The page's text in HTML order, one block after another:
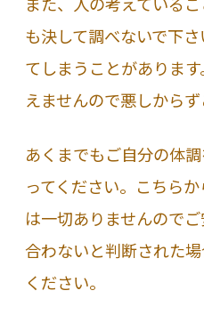
も決して調べないで下
てしまうことがありま
えませんので悪しからず
あくまでもご自分の体
ってください。こちら
は一切ありませんので
合わないと判断された
ください。